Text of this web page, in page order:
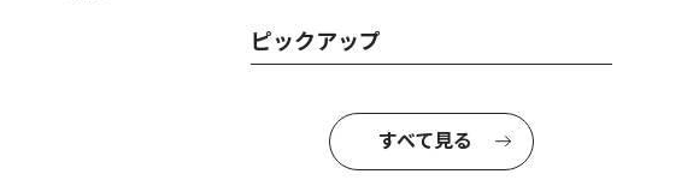
ピックアップ
すべて見る